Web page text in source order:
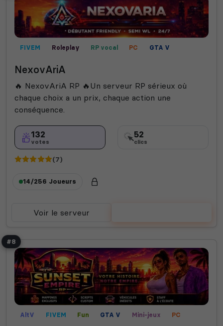
FIVEM Roleplay RP vocal PC
GTA V
NexovAriA
🔥 NexovAriA RP 🔥Un serveur RP sérieux où
chaque choix a un prix, chaque action une
conséquence.
132
votes
52
clics
(7)
14/256 Joueurs
Voir le serveur
#8
AltV FIVEM Fun GTA V Mini-jeux
PC